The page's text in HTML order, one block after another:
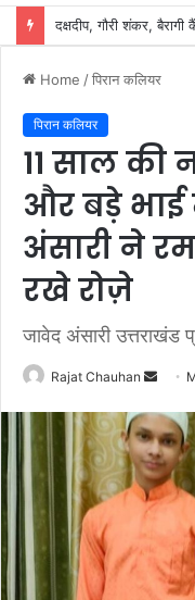
Home /पिरान कलियर
पिरान कलियर
11 साल की
और बड़े
अंसारी ने
रखे रोज़े
जावेद अंसारी उत्तराखंड
Rajat Chauhan
Send
email